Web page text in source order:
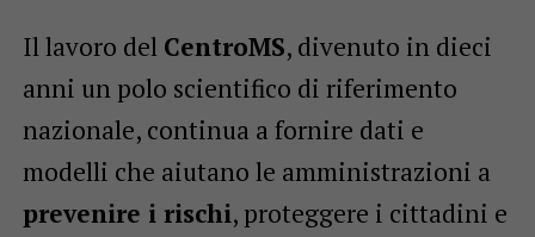
Il lavoro del CentroMS, divenuto in dieci
anni un polo scientifico di riferimento
nazionale, continua a fornire dati e
modelli che aiutano le amministrazioni a
prevenire i rischi, proteggere i cittadini e